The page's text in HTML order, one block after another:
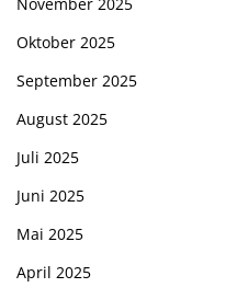
Oktober 2025
September 2025
August 2025
Juli 2025
Juni 2025
Mai 2025
April 2025